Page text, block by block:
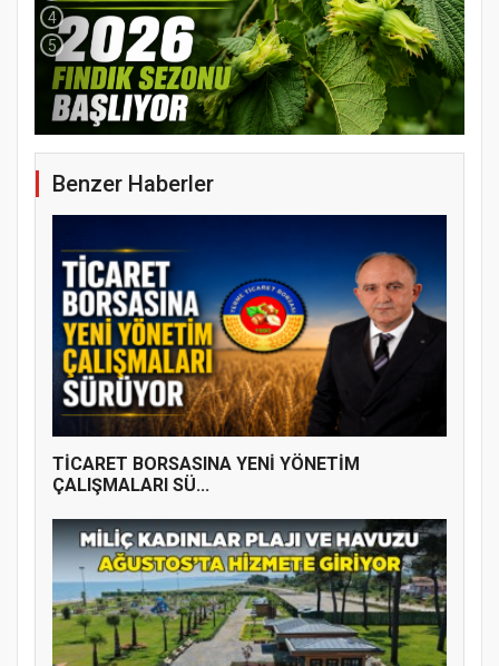
YENİ PARTİ TERME İLÇE BAŞKANLIĞINDA
ÜYE KATILIM PROGRAMI
4
5
Benzer Haberler
TİCARET BORSASINA YENİ YÖNETİM
ÇALIŞMALARI SÜ...